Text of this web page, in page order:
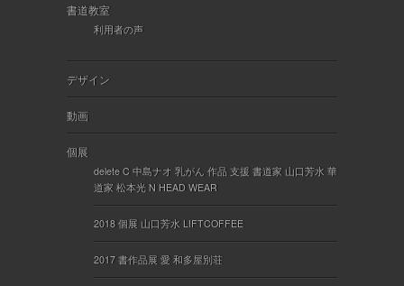
書道教室
利用者の声
デザイン
動画
個展
delete C 中島ナオ 乳がん 作品 支援 書道家 山口芳水 華
道家 松本光 N HEAD WEAR
2018 個展 山口芳水 LIFTCOFFEE
2017 書作品展 愛 和多屋別荘